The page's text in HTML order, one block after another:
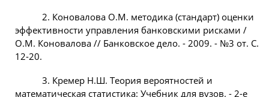
2. Коновалова О.М. методика (стандарт) оценки
эффективности управления банковскими рисками /
О.М. Коновалова // Банковское дело. - 2009. - №3 от. С.
12-20.
3. Кремер Н.Ш. Теория вероятностей и
математическая статистика: Учебник для вузов. - 2-е